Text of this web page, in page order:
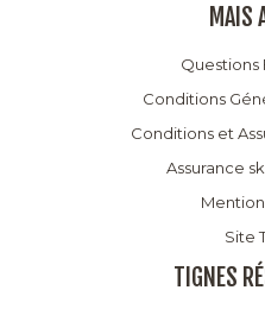
MAIS
Questions
Conditions
Conditions et
Assurance
Site
TIGNES